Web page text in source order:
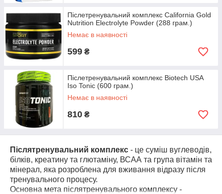
Післетренувальний комплекс California Gold
Nutrition Electrolyte Powder (288 грам.)
Немає в наявності
599 ₴
Післетренувальний комплекс Biotech USA
Iso Tonic (600 грам.)
Немає в наявності
810 ₴
Післятренувальний комплекс - це суміш вуглеводів,
білків, креатину та глютаміну, ВСАА та група вітамін та
мінерал, яка розроблена для вживання відразу після
тренувального процесу.
Основна мета післятренувального комплексу -